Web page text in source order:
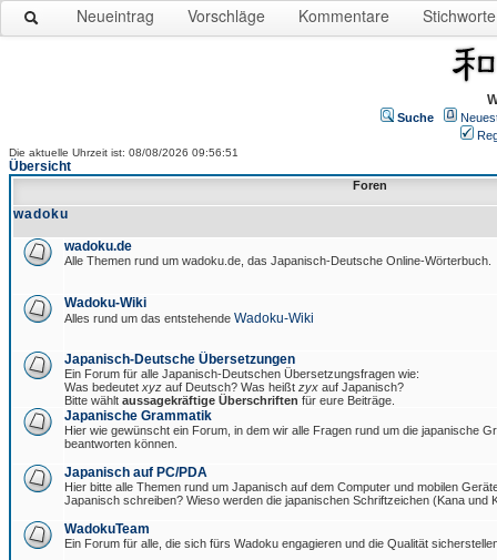
Neueintrag Vorschläge Kommentare Stichworte
Suche
Die aktuelle Uhrzeit ist: 08/08/2026 09:56:51
Übersicht
Foren
wadoku
wadoku.de
Alle Themen rund um wadoku.de, das Japanisch-Deutsche Online-Wörterbuch.
Wadoku-Wiki
Alles rund um das entstehende Wadoku-Wiki
Japanisch-Deutsche Übersetzungen
Ein Forum für alle Japanisch-Deutschen Übersetzungsfragen wie:
Was bedeutet xyz auf Deutsch? Was heißt zyx auf Japanisch?
Bitte wählt aussagekräftige Überschriften für eure Beiträge.
Japanische Grammatik
Hier wie gewünscht ein Forum, in dem wir alle Fragen rund um die japanische
beantworten können.
Japanisch auf PC/PDA
Hier bitte alle Themen rund um Japanisch auf dem Computer und mobilen
Japanisch schreiben? Wieso werden die japanischen Schriftzeichen (Kana und
WadokuTeam
Ein Forum für alle, die sich fürs Wadoku engagieren und die Qualität